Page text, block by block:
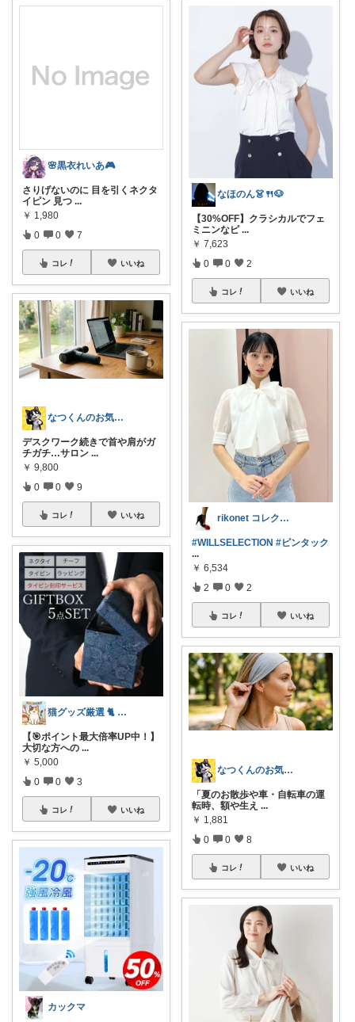
🌸黒衣れいあ🎮
さりげないのに 目を引くネクタ
イピン 見つ ...
￥ 1,980
0 0 7
コレ いいね
なつくんのお気に♥
デスクワーク続きで首や肩がガ
チガチ…サロン ...
￥ 9,800
0 0 9
コレ いいね
猫グッズ厳選 🐈 にゃん具市場 🌈
【🎯ポイント最大倍率UP中！】
大切な方への ...
￥ 5,000
0 0 3
コレ いいね
カックマ
なほのん👗🍴🐶
【30%OFF】クラシカルでフェ
ミニンなピ ...
￥ 7,623
0 0 2
コレ いいね
rikonet コレクション整理中
#WILLSELECTION #ピンタック
...
￥ 6,534
2 0 2
コレ いいね
なつくんのお気に♥
「夏のお散歩や車・自転車の運
転時、額や生え ...
￥ 1,881
0 0 8
コレ いいね